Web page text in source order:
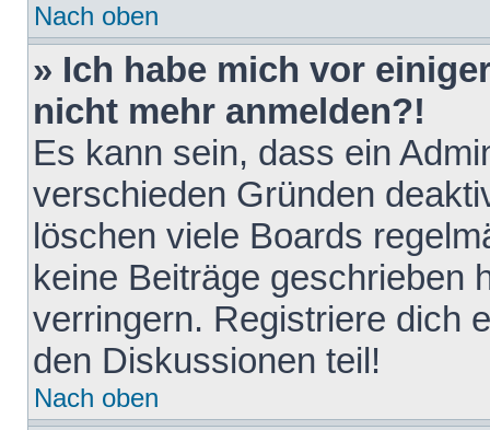
Nach oben
» Ich habe mich vor
nicht mehr anmelden?!
Es kann sein, dass ein
verschieden Gründen
löschen viele Boards
keine Beiträge geschrieben
verringern. Registriere dich
den Diskussionen teil!
Nach oben